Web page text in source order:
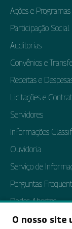
Ações e Programas
Participação Social
Auditorias
Convênios e
Receitas e
Licitações e
Servidores
Informações
Ouvidoria
Serviço de
Perguntas
Dados Abertos
Tratamento de
O nosso site